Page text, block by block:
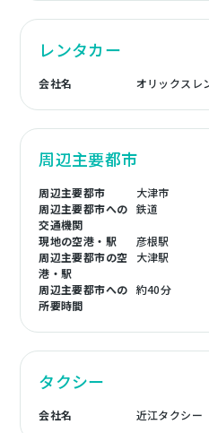
レンタカー
会社名 オリックスレ
周辺主要都市
周辺主要都市
大津市
周辺主要都市への
交通機関
鉄道
現地の空港・駅
彦根駅
周辺主要都市の空
港・駅
大津駅
周辺主要都市への
所要時間
約40分
タクシー
会社名 近江タクシー